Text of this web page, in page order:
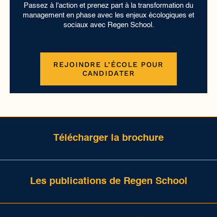
Passez à l'action et prenez part à la transformation du
management en phase avec les enjeux écologiques et
sociaux avec Regen School.
REJOINDRE L’ÉCOLE POUR
CANDIDATER
Télécharger la brochure
Les publications de Regen School